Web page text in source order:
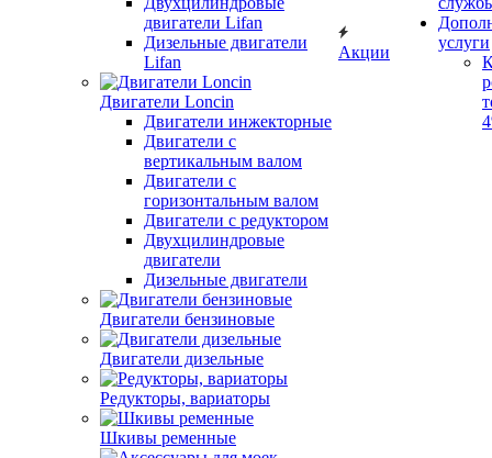
двигатели Lifan
Дизельные двигатели
Lifan
Двигатели Loncin
Двигатели инжекторные
Двигатели с
вертикальным валом
Двигатели с
горизонтальным валом
Двигатели с редуктором
Двухцилиндровые
двигатели
Дизельные двигатели
Двигатели бензиновые
Двигатели дизельные
Редукторы, вариаторы
Шкивы ременные
Акции
услуги